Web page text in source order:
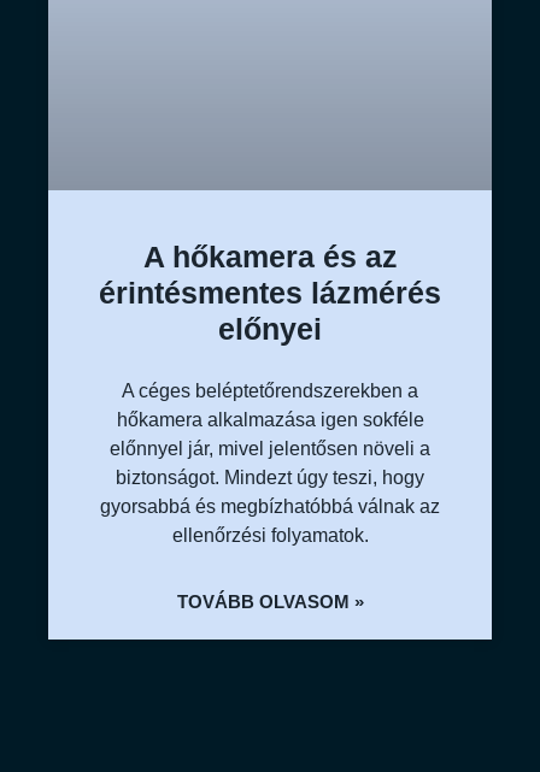
A hőkamera és az
érintésmentes lázmérés
előnyei
A céges beléptetőrendszerekben a
hőkamera alkalmazása igen sokféle
előnnyel jár, mivel jelentősen növeli a
biztonságot. Mindezt úgy teszi, hogy
gyorsabbá és megbízhatóbbá válnak az
ellenőrzési folyamatok.
TOVÁBB OLVASOM »